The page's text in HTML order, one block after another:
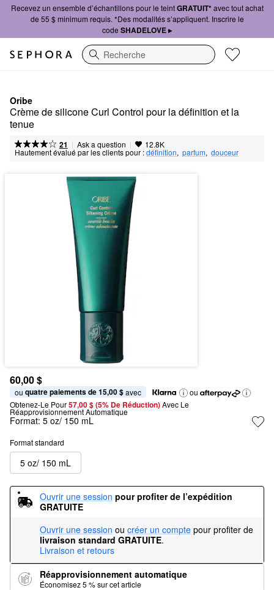
Recevez un ensemble d’échantillons pour le teintGRATUIT*avec tout achat
de 55 $ minimum requis. *Des modalités s’appliquent. Inscrire le
code SHADELOVE ▸
Recherche
Oribe
Crème de silicone Curl Control pour la définition et la
tenue
21 | Ask a question | 12.8K
Hautement évalué par les clients pour :définition, parfum, douceur
60,00 $
ou quatre paiements de 15,00 $ avec
ou
Obtenez-Le Pour57,00 $ (5% De Réduction) Avec Le
Réapprovisionnement Automatique
Format: 5 oz/ 150 mL
Format standard
5 oz/ 150 mL
Ouvrir une session pour profiter de l’expédition
GRATUITE
Ouvrir une session ou créer un compte pour profiter de
livraison standard GRATUITE.
Livraison et retours
Réapprovisionnement automatique
Économisez 5 % sur cet article